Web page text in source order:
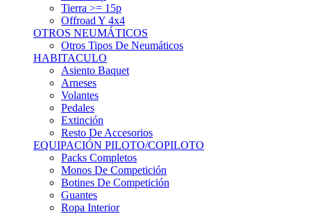
Offroad Y 4x4
OTROS NEUMÁTICOS
Otros Tipos De Neumáticos
HABITACULO
Asiento Baquet
Arneses
Volantes
Pedales
Extinción
Resto De Accesorios
EQUIPACIÓN PILOTO/COPILOTO
Packs Completos
Monos De Competición
Botines De Competición
Guantes
Ropa Interior
Cascos